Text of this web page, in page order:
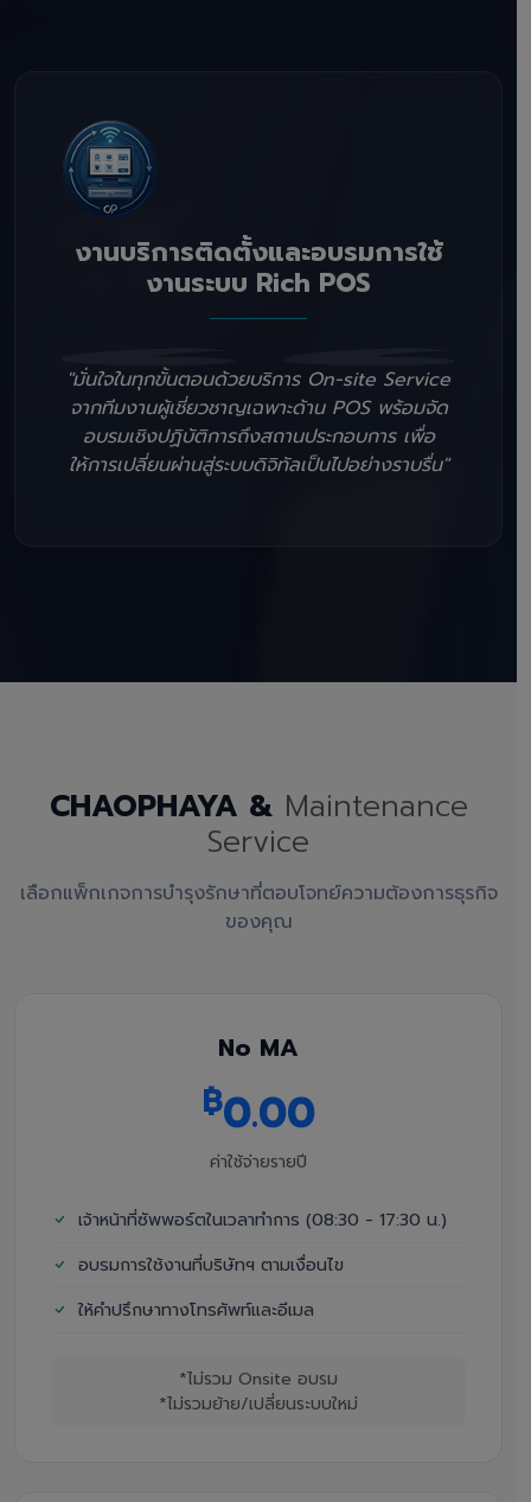
งานบริการติดตั้งและอบรมการใช้
งานระบบ Rich POS
"มั่นใจในทุกขั้นตอนด้วยบริการ On-site Service
จากทีมงานผู้เชี่ยวชาญเฉพาะด้าน POS พร้อมจัด
อบรมเชิงปฏิบัติการถึงสถานประกอบการ เพื่อ
ให้การเปลี่ยนผ่านสู่ระบบดิจิทัลเป็นไปอย่างราบรื่น"
CHAOPHAYA & Maintenance
Service
เลือกแพ็กเกจการบำรุงรักษาที่ตอบโจทย์ความต้องการธุรกิจ
ของคุณ
No MA
฿0.00
ค่าใช้จ่ายรายปี
เจ้าหน้าที่ซัพพอร์ตในเวลาทำการ (08:30 - 17:30 น.)
อบรมการใช้งานที่บริษัทฯ ตามเงื่อนไข
ให้คำปรึกษาทางโทรศัพท์และอีเมล
*ไม่รวม Onsite อบรม
*ไม่รวมย้าย/เปลี่ยนระบบใหม่